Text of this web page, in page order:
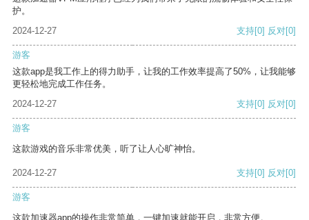
护。
2024-12-27
支持[0] 反对[0]
游客
这款app是我工作上的得力助手，让我的工作效率提高了50%，让我能够
更轻松地完成工作任务。
2024-12-27
支持[0] 反对[0]
游客
这款游戏的音乐非常优美，听了让人心旷神怡。
2024-12-27 支持[0] 反对[0]
游客
这款加速器app的操作非常简单，一键加速就能开启，非常方便。